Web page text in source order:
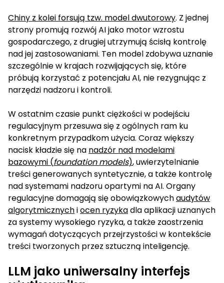
Chiny z kolei forsują tzw. model dwutorowy. Z jednej
strony promują rozwój AI jako motor wzrostu
gospodarczego, z drugiej utrzymują ścisłą kontrolę
nad jej zastosowaniami. Ten model zdobywa uznanie
szczególnie w krajach rozwijających się, które
próbują korzystać z potencjału AI, nie rezygnując z
narzędzi nadzoru i kontroli.
W ostatnim czasie punkt ciężkości w podejściu
regulacyjnym przesuwa się z ogólnych ram ku
konkretnym przypadkom użycia. Coraz większy
nacisk kładzie się na nadzór nad modelami
bazowymi (foundation models), uwierzytelnianie
treści generowanych syntetycznie, a także kontrolę
nad systemami nadzoru opartymi na AI. Organy
regulacyjne domagają się obowiązkowychaudytów
algorytmicznychiocen ryzykadla aplikacji uznanych
za systemy wysokiego ryzyka, a także zaostrzenia
wymagań dotyczących przejrzystości w kontekście
treści tworzonych przez sztuczną inteligencję.
LLM jako uniwersalny interfejs